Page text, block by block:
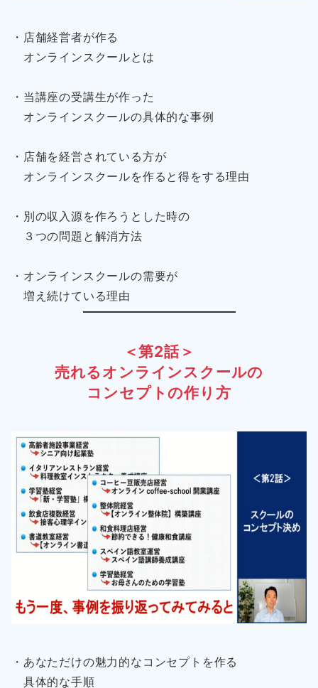
・店舗経営者が作る
オンラインスクールとは
・当講座の受講生が作った
オンラインスクールの具体的な事例
・店舗を経営されている方が
オンラインスクールを作ると得をする理由
・別の収入源を作ろうとした時の
３つの問題と解消方法
・オンラインスクールの需要が
増え続けている理由
＜第2話＞
売れるオンラインスクールの
コンセプトの作り方
・あなただけの魅力的なコンセプトを作る
具体的な手順